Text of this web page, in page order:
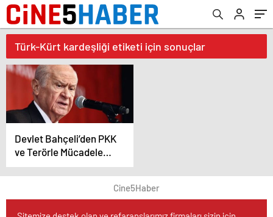
Türk-Kürt kardeşliği etiketi için sonuçlar
Devlet Bahçeli’den PKK
ve Terörle Mücadele
Açıklaması “Terör
Örgütü Bitti, Bu Şartsız
Cine5Haber